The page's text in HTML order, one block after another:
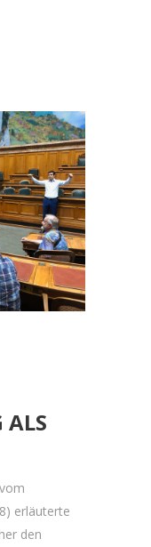
ALS
erläuterte
den